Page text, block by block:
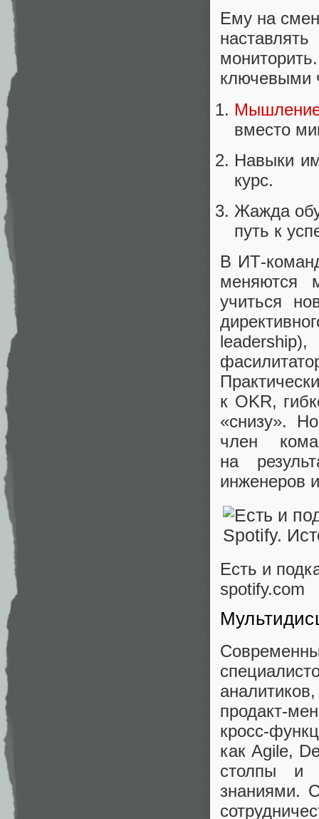
Ему на
ключевыми
вместо
Навыки
курс.
Жажда
путь к
В
меняются
учиться
leadership),
к OKR,
«снизу».
член
на
инженеров
Есть и
spotify.com
как Agile,
столпы и
знаниями.